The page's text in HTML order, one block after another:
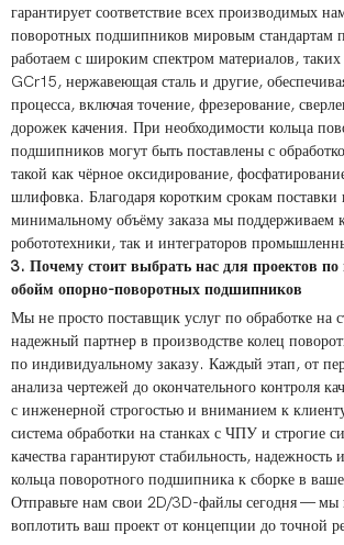
гарантирует соответствие всех производимых
поворотных подшипников мировым стандартам
работаем с широким спектром материалов,
GCr15, нержавеющая сталь и другие,
процесса, включая точение, фрезерование,
дорожек качения. При необходимости кольца
подшипников могут быть поставлены с
такой как чёрное оксидирование,
шлифовка. Благодаря коротким срокам поставки
минимальному объёму заказа мы поддерживаем
робототехники, так и интеграторов
3. Почему стоит выбрать нас для проектов по
обойм опорно-поворотных подшипников
Мы не просто поставщик услуг по обработке
надежный партнер в производстве колец
по индивидуальному заказу. Каждый этап, от
анализа чертежей до окончательного контроля
с инженерной строгостью и вниманием к
система обработки на станках с ЧПУ и строгие
качества гарантируют стабильность, надежность
кольца поворотного подшипника к сборке в
Отправьте нам свои 2D/3D-файлы сегодня —
воплотить ваш проект от концепции до точной